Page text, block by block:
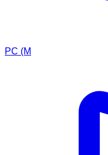
PC (M